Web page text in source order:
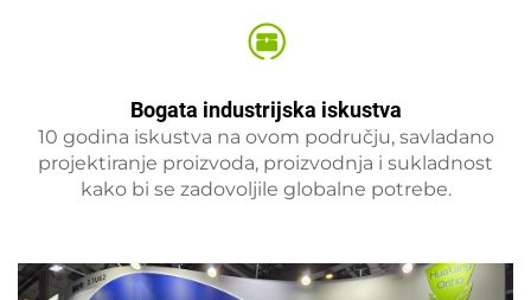
Bogata industrijska iskustva
10 godina iskustva na ovom području, savladano
projektiranje proizvoda, proizvodnja i sukladnost
kako bi se zadovoljile globalne potrebe.